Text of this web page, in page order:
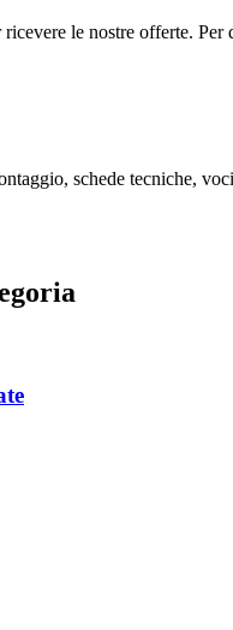
le nostre offerte. Per
schede tecniche,